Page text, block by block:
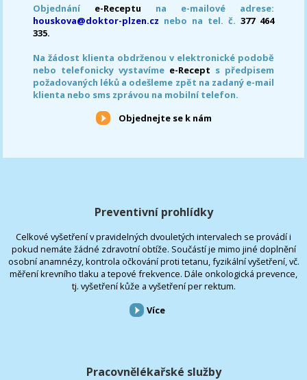
Objednání e-Receptu na e-mailové adrese:
houskova@doktor-plzen.cz nebo na tel. č. 377 464
335.
Na žádost klienta obdrženou v elektronické podobě
nebo telefonicky vystavíme e-Recept s předpisem
požadovaných léků a odešleme zpět na zadaný e-mail
klienta nebo sms zprávou na mobilní telefon.
Objednejte se k nám
Preventivní prohlídky
Celkové vyšetření v pravidelných dvouletých intervalech se provádí i
pokud nemáte žádné zdravotní obtíže. Součástí je mimo jiné doplnění
osobní anamnézy, kontrola očkování proti tetanu, fyzikální vyšetření, vč.
měření krevního tlaku a tepové frekvence. Dále onkologická prevence,
tj. vyšetření kůže a vyšetření per rektum.
Více
Pracovnělékařské služby